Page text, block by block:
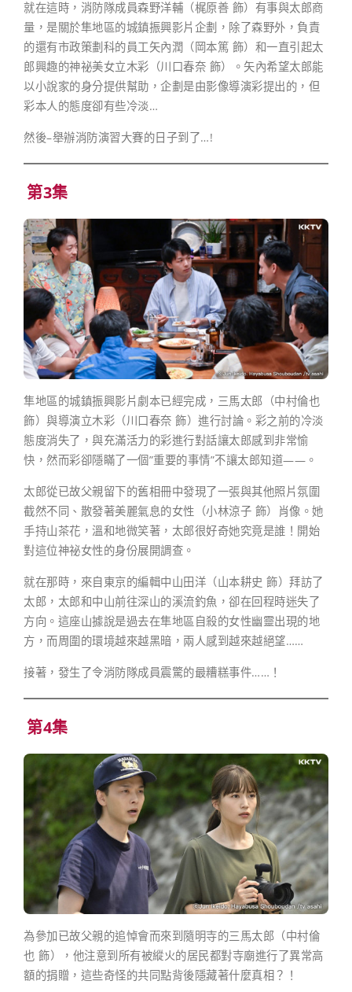
就在這時，消防隊成員森野洋輔（梶原善 飾）有事與太郎商
量，是關於隼地區的城鎮振興影片企劃，除了森野外，負責
的還有市政策劃科的員工矢內潤（岡本篤 飾）和一直引起太
郎興趣的神祕美女立木彩（川口春奈 飾）。矢內希望太郎能
以小說家的身分提供幫助，企劃是由影像導演彩提出的，但
彩本人的態度卻有些冷淡…
然後–舉辦消防演習大賽的日子到了…!
第3集
隼地區的城鎮振興影片劇本已經完成，三馬太郎（中村倫也
飾）與導演立木彩（川口春奈 飾）進行討論。彩之前的冷淡
態度消失了，與充滿活力的彩進行對話讓太郎感到非常愉
快，然而彩卻隱瞞了一個”重要的事情”不讓太郎知道——。
太郎從已故父親留下的舊相冊中發現了一張與其他照片氛圍
截然不同、散發著美麗氣息的女性（小林涼子 飾）肖像。她
手持山茶花，溫和地微笑著，太郎很好奇她究竟是誰！開始
對這位神祕女性的身份展開調查。
就在那時，來自東京的編輯中山田洋（山本耕史 飾）拜訪了
太郎，太郎和中山前往深山的溪流釣魚，卻在回程時迷失了
方向。這座山據說是過去在隼地區自殺的女性幽靈出現的地
方，而周圍的環境越來越黑暗，兩人感到越來越絕望……
接著，發生了令消防隊成員震驚的最糟糕事件……！
第4集
為參加已故父親的追悼會而來到隨明寺的三馬太郎（中村倫
也 飾），他注意到所有被縱火的居民都對寺廟進行了異常高
額的捐贈，這些奇怪的共同點背後隱藏著什麼真相？！